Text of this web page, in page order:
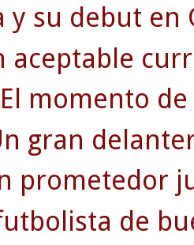
y su debut en
aceptable
momento
gran
prometedor
de